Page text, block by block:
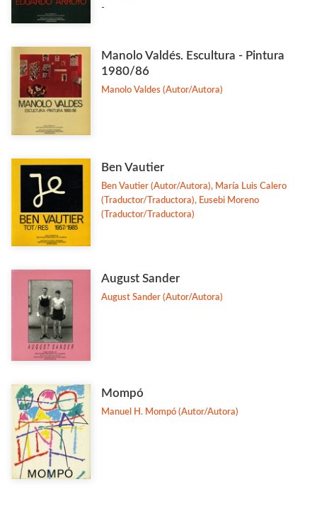
-
Manolo Valdés. Escultura - Pintura
1980/86
Manolo Valdes (Autor/Autora)
Ben Vautier
Ben Vautier (Autor/Autora), María Luis Calero
(Traductor/Traductora), Eusebi Moreno
(Traductor/Traductora)
August Sander
August Sander (Autor/Autora)
Mompó
Manuel H. Mompó (Autor/Autora)